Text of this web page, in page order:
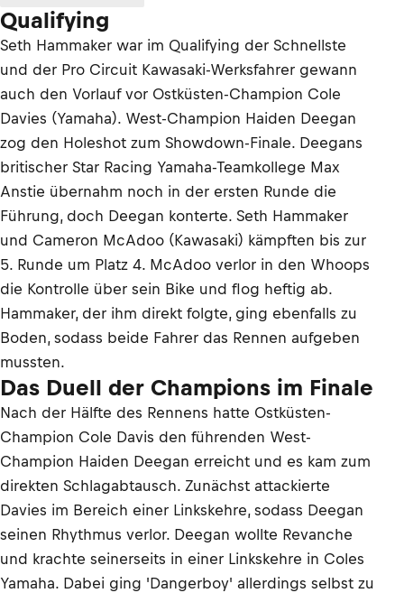
Qualifying
Seth Hammaker war im Qualifying der Schnellste
und der Pro Circuit Kawasaki-Werksfahrer gewann
auch den Vorlauf vor Ostküsten-Champion Cole
Davies (Yamaha). West-Champion Haiden Deegan
zog den Holeshot zum Showdown-Finale. Deegans
britischer Star Racing Yamaha-Teamkollege Max
Anstie übernahm noch in der ersten Runde die
Führung, doch Deegan konterte. Seth Hammaker
und Cameron McAdoo (Kawasaki) kämpften bis zur
5. Runde um Platz 4. McAdoo verlor in den Whoops
die Kontrolle über sein Bike und flog heftig ab.
Hammaker, der ihm direkt folgte, ging ebenfalls zu
Boden, sodass beide Fahrer das Rennen aufgeben
mussten.
Das Duell der Champions im Finale
Nach der Hälfte des Rennens hatte Ostküsten-
Champion Cole Davis den führenden West-
Champion Haiden Deegan erreicht und es kam zum
direkten Schlagabtausch. Zunächst attackierte
Davies im Bereich einer Linkskehre, sodass Deegan
seinen Rhythmus verlor. Deegan wollte Revanche
und krachte seinerseits in einer Linkskehre in Coles
Yamaha. Dabei ging 'Dangerboy' allerdings selbst zu